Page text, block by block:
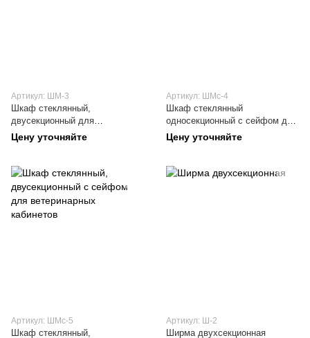
Артикул: ШМ-3
Шкаф стеклянный,
двусекционный для
ветеринарных кабинетов
Цену уточняйте
Артикул: ШМс-4
Шкаф стеклянный
односекционный с сейфом для
ветеринарных кабинетов
Цену уточняйте
Артикул: ШМс-5
Шкаф стеклянный,
Артикул: Ш-2
Ширма двухсекционная